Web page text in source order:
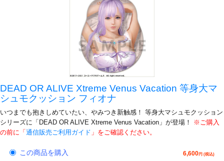
DEAD OR ALIVE Xtreme Venus Vacation 等身大マ
シュモクッション フィオナ
いつまでも抱きしめていたい、やみつき新触感！ 等身大マシュモクッション
シリーズに「DEAD OR ALIVE Xtreme Venus Vacation」が登場！
※ご購入
の前に「 通信販売ご利用ガイド 」をご確認ください。
この商品を購入 6,600円 (税込)